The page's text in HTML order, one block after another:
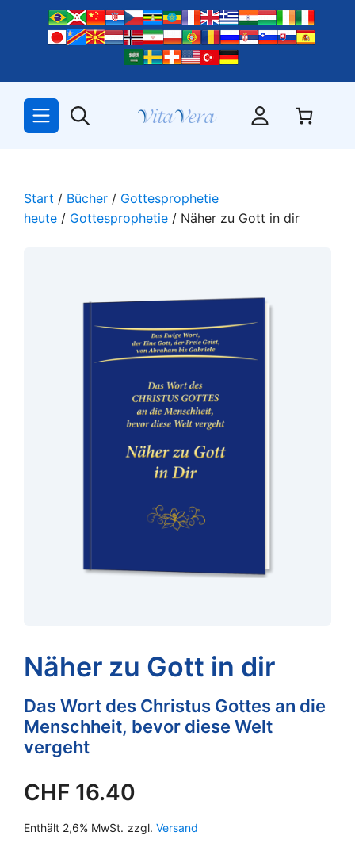
springen
Start / Bücher / Gottesprophetie
heute / Gottesprophetie / Näher zu Gott in dir
Näher zu Gott in dir
Das Wort des Christus Gottes an die
Menschheit, bevor diese Welt
vergeht
CHF 16.40
Enthält 2,6% MwSt. zzgl. Versand